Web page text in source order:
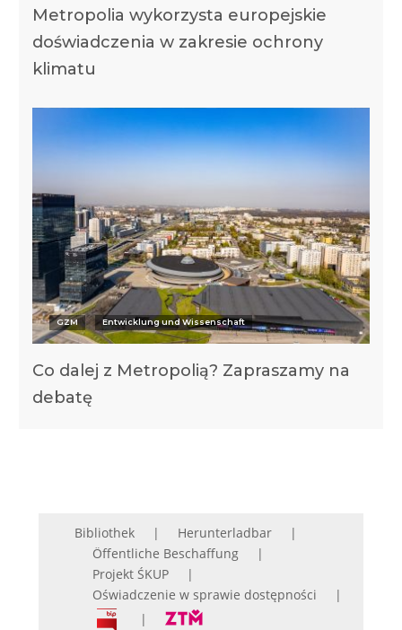
Metropolia wykorzysta europejskie
doświadczenia w zakresie ochrony
klimatu
GZM Entwicklung und Wissenschaft
Co dalej z Metropolią? Zapraszamy na
debatę
Bibliothek
Herunterladbar
Öffentliche Beschaffung
Projekt ŚKUP
Oświadczenie w sprawie dostępności